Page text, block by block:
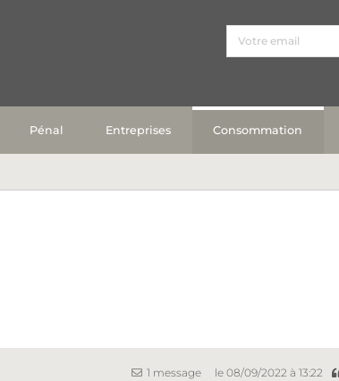
Pénal Entreprises Consommation
1 message le 08/09/2022 à 13:22